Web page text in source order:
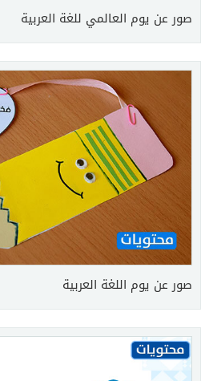
صور عن يوم العالمي للغة العربية
صور عن يوم اللغة العربية